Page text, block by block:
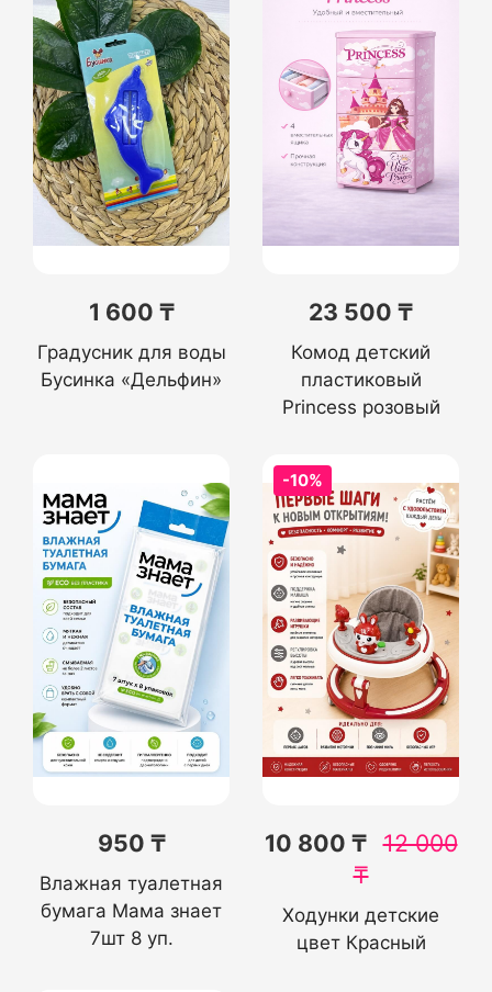
1 600 ₸
Градусник для воды
Бусинка «Дельфин»
23 500 ₸
Комод детский
пластиковый
Princess розовый
950 ₸
Влажная туалетная
бумага Мама знает
7шт 8 уп.
-10%
10 800 ₸ 12 000
₸
Ходунки детские
цвет Красный